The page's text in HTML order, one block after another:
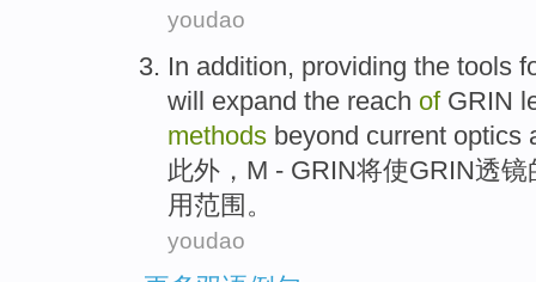
youdao
In addition, providing the tools
will expand the reach ofGRIN
methods beyond current optics
此外 ，M - GRIN将使GRIN透镜
用范围 。
youdao